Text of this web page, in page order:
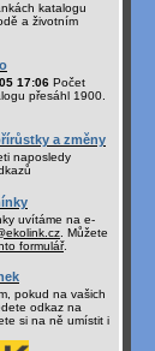
katalogu
a životním
17:06 Počet
přesáhl 1900.
a změny
naposledy
uvítáme na e-
. Můžete
formulář.
pokud na vašich
odkaz na
si na ně umístit i